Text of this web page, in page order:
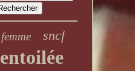
femme sncf
entoilée